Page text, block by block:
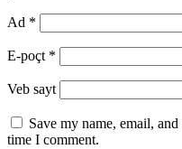
Ad *
E-poçt *
Veb sayt
Save my name, email,
time I comment.